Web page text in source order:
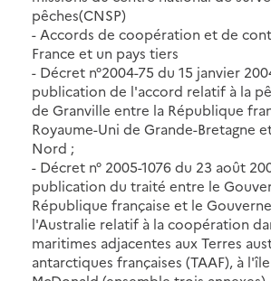
pêches(CNSP)
- Accords de coopération et de
France et un pays tiers
- Décret n°2004-75 du 15 janvier
publication de l'accord relatif à la
de Granville entre la République
Royaume-Uni de Grande-Bretagne
Nord ;
- Décret n° 2005-1076 du 23 août
publication du traité entre le
République française et le
l'Australie relatif à la coopération
maritimes adjacentes aux Terres
antarctiques françaises (TAAF), à